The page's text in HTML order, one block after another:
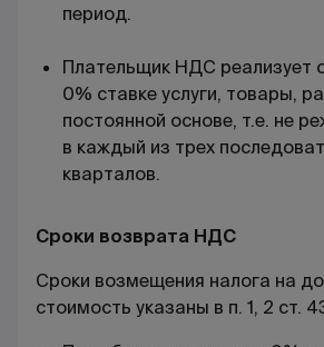
период.
Плательщик НДС реализует
0% ставке услуги, товары,
постоянной основе, т.е. не
в каждый из трех
кварталов.
Сроки возврата НДС
Сроки возмещения налога на
стоимость указаны в п. 1, 2 ст.